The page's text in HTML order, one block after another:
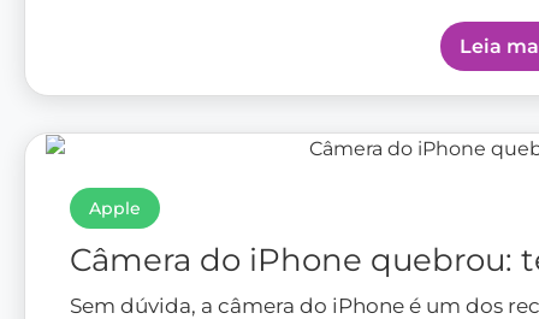
Leia
Apple
Câmera do iPhone quebrou:
Sem dúvida, a câmera do iPhone é um dos